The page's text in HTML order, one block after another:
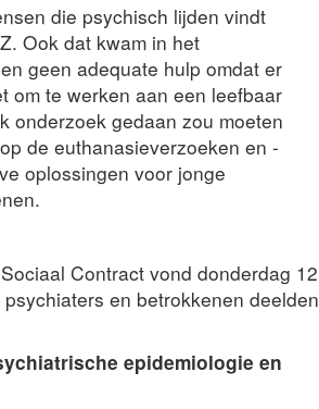
die psychisch lijden vindt
Ook dat kwam in het
geen adequate hulp omdat er
om te werken aan een leefbaar
onderzoek gedaan zou moeten
de euthanasieverzoeken en -
oplossingen voor jonge
Contract vond donderdag 12
en betrokkenen deelden
epidemiologie en